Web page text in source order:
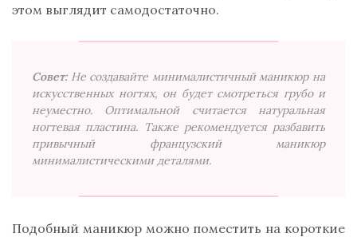
этом выглядит самодостаточно.
Совет: Не создавайте минималистичный маникюр на
искусственных ногтях, он будет смотреться грубо и
неуместно. Оптимальной считается натуральная
ногтевая пластина. Также рекомендуется разбавить
привычный французский маникюр
минималистическими деталями.
Подобный маникюр можно поместить на короткие